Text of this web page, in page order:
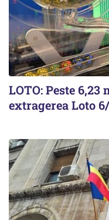
LOTO: Peste
extragerea Loto